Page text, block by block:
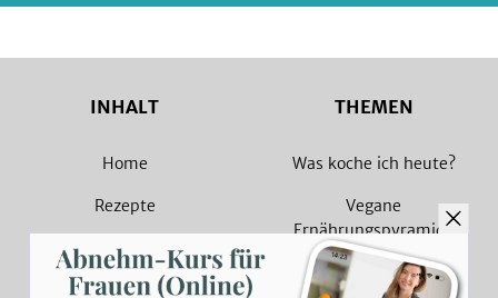
INHALT
Home
Rezepte
Magazin
Sammlungen
THEMEN
Was koche ich heute?
Vegane
Ernährungspyramide
Vegane Rezepte